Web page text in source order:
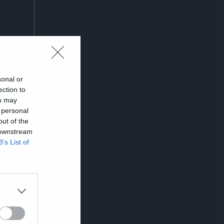
or
to
may
of the
List of